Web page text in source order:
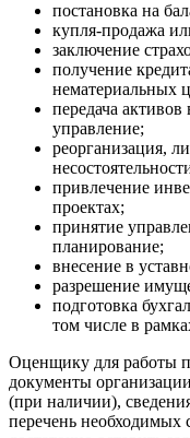
постановка на
купля-продажа
заключение
получение
нематериальных
передача
управление;
реорганизация,
привлечение
проектах;
принятие
планирование;
внесение в
разрешение
подготовка
том числе в
Оценщику для работы
документы
(при наличии),
перечень необходимых
Долгопрудный
Домодедово
Донецк
Евпатория
Егорьевск
Екатеринбург
Елизово
Енисейск
Ессентуки
Железногорск
Железногорск-Илимский